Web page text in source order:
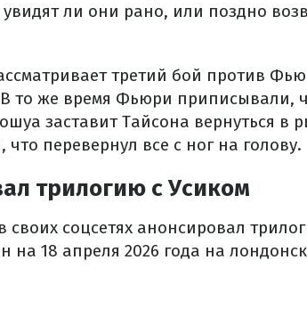
ли они рано, или поздно
третий бой против
то же время Фьюри приписывали,
заставит Тайсона вернуться в
перевернул все с ног на голову.
трилогию с Усиком
соцсетях анонсировал
на 18 апреля 2026 года на